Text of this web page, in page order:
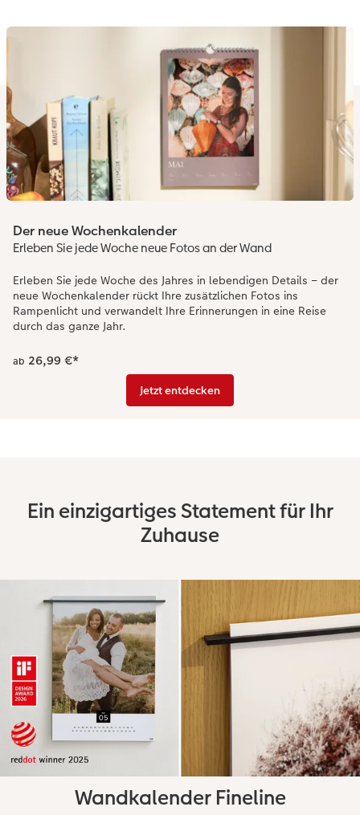
Der neue Wochenkalender
Erleben Sie jede Woche neue Fotos an der Wand
Erleben Sie jede Woche des Jahres in lebendigen Details – der
neue Wochenkalender rückt Ihre zusätzlichen Fotos ins
Rampenlicht und verwandelt Ihre Erinnerungen in eine Reise
durch das ganze Jahr.
ab 26,99 €*
Jetzt entdecken
Ein einzigartiges Statement für Ihr
Zuhause
Wandkalender Fineline